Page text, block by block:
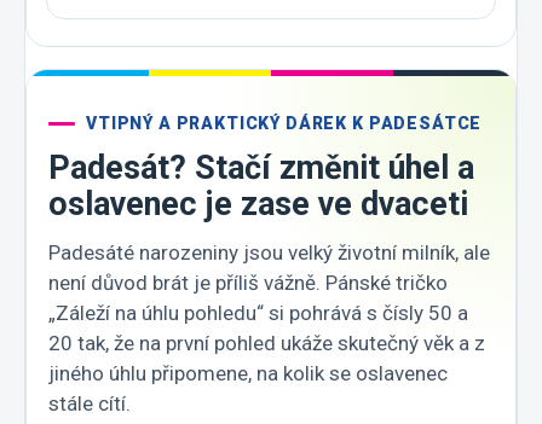
VTIPNÝ A PRAKTICKÝ DÁREK K PADESÁTCE
Padesát? Stačí změnit úhel a
oslavenec je zase ve dvaceti
Padesáté narozeniny jsou velký životní milník, ale
není důvod brát je příliš vážně. Pánské tričko
„Záleží na úhlu pohledu“ si pohrává s čísly 50 a
20 tak, že na první pohled ukáže skutečný věk a z
jiného úhlu připomene, na kolik se oslavenec
stále cítí.